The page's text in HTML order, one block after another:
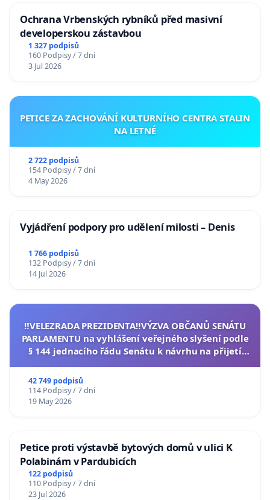
Ochrana Vrbenských rybníků před masivní
developerskou zástavbou
1 327 podpisů
160 Podpisy / 7 dní
3 Jul 2026
PETICE ZA ZACHOVÁNÍ KULTURNÍHO CENTRA STALIN
NA LETNÉ
2 722 podpisů
154 Podpisy / 7 dní
4 May 2026
Vyjádření podpory pro udělení milosti – Denis
1 766 podpisů
132 Podpisy / 7 dní
14 Jul 2026
‼️VELEZRADA PREZIDENTA‼️VÝZVA OBČANŮ SENÁTU
PARLAMENTU na vyhlášení veřejného slyšení podle
§ 144 jednacího řádu Senátu k návrhu na přijetí
42 749 podpisů
114 Podpisy / 7 dní
19 May 2026
Petice proti výstavbě bytových domů v ulici K
Polabinám v Pardubicích
122 podpisů
110 Podpisy / 7 dní
23 Jul 2026